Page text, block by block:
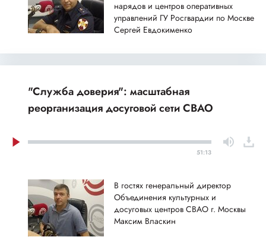
нарядов и центров оперативных
управлений ГУ Росгвардии по Москве
Сергей Евдокименко
"Служба доверия": масштабная
реорганизация досуговой сети СВАО
51:13
В гостях генеральный директор
Объединения культурных и
досуговых центров СВАО г. Москвы
Максим Власкин